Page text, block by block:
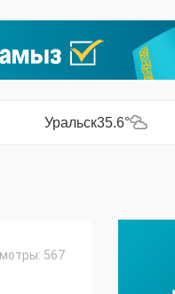
Уральск35.6°
567